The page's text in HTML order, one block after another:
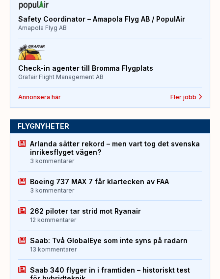
Safety Coordinator – Amapola Flyg AB / PopulAir
Amapola Flyg AB
Check-in agenter till Bromma Flygplats
Grafair Flight Management AB
Annonsera här Fler jobb
FLYGNYHETER
Arlanda sätter rekord – men vart tog det svenska
inrikesflyget vägen?
3 kommentarer
Boeing 737 MAX 7 får klartecken av FAA
3 kommentarer
262 piloter tar strid mot Ryanair
12 kommentarer
Saab: Två GlobalEye som inte syns på radarn
13 kommentarer
Saab 340 flyger in i framtiden – historiskt test